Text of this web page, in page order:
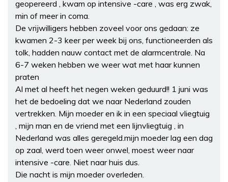
geopereerd , kwam op intensive -care , was erg zwak,
min of meer in coma.
De vrijwilligers hebben zoveel voor ons gedaan: ze
kwamen 2-3 keer per week bij ons, functioneerden als
tolk, hadden nauw contact met de alarmcentrale. Na
6-7 weken hebben we weer wat met haar kunnen
praten
Al met al heeft het negen weken geduurd!! 1 juni was
het de bedoeling dat we naar Nederland zouden
vertrekken. Mijn moeder en ik in een speciaal vliegtuig
, mijn man en de vriend met een lijnvliegtuig , in
Nederland was alles geregeld.mijn moeder lag een dag
op zaal, werd toen weer onwel, moest weer naar
intensive -care. Niet naar huis dus.
Die nacht is mijn moeder overleden.